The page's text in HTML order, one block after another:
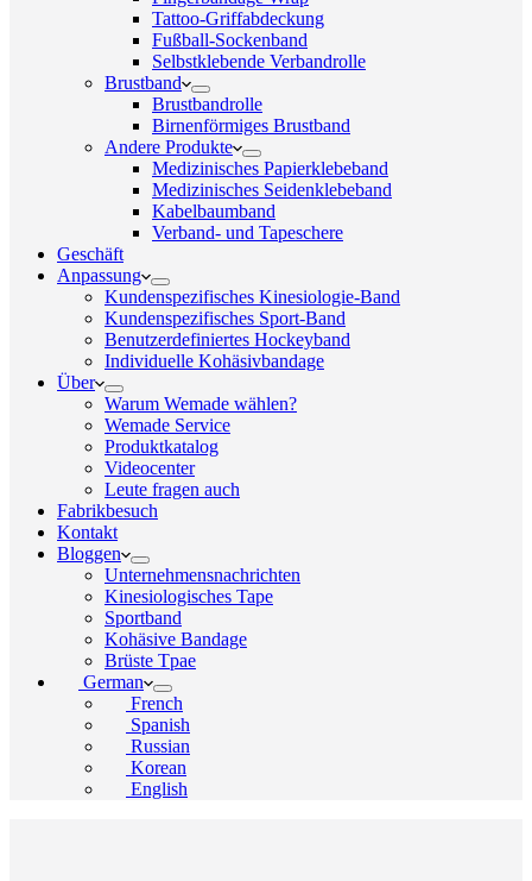
Tattoo-Griffabdeckung
Fußball-Sockenband
Selbstklebende Verbandrolle
Brustband
Brustbandrolle
Birnenförmiges Brustband
Andere Produkte
Medizinisches Papierklebeband
Medizinisches Seidenklebeband
Kabelbaumband
Verband- und Tapeschere
Geschäft
Anpassung
Kundenspezifisches Kinesiologie-Band
Kundenspezifisches Sport-Band
Benutzerdefiniertes Hockeyband
Individuelle Kohäsivbandage
Über
Warum Wemade wählen?
Wemade Service
Produktkatalog
Videocenter
Leute fragen auch
Fabrikbesuch
Kontakt
Bloggen
Unternehmensnachrichten
Kinesiologisches Tape
Sportband
Kohäsive Bandage
Brüste Tpae
German
French
Spanish
Russian
Korean
English